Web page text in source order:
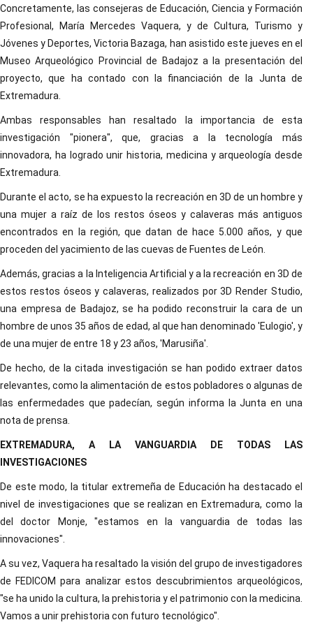
Concretamente, las consejeras de Educación, Ciencia y Formación
Profesional, María Mercedes Vaquera, y de Cultura, Turismo y
Jóvenes y Deportes, Victoria Bazaga, han asistido este jueves en el
Museo Arqueológico Provincial de Badajoz a la presentación del
proyecto, que ha contado con la financiación de la Junta de
Extremadura.
Ambas responsables han resaltado la importancia de esta
investigación "pionera", que, gracias a la tecnología más
innovadora, ha logrado unir historia, medicina y arqueología desde
Extremadura.
Durante el acto, se ha expuesto la recreación en 3D de un hombre y
una mujer a raíz de los restos óseos y calaveras más antiguos
encontrados en la región, que datan de hace 5.000 años, y que
proceden del yacimiento de las cuevas de Fuentes de León.
Además, gracias a la Inteligencia Artificial y a la recreación en 3D de
estos restos óseos y calaveras, realizados por 3D Render Studio,
una empresa de Badajoz, se ha podido reconstruir la cara de un
hombre de unos 35 años de edad, al que han denominado 'Eulogio', y
de una mujer de entre 18 y 23 años, 'Marusiña'.
De hecho, de la citada investigación se han podido extraer datos
relevantes, como la alimentación de estos pobladores o algunas de
las enfermedades que padecían, según informa la Junta en una
nota de prensa.
EXTREMADURA, A LA VANGUARDIA DE TODAS LAS
INVESTIGACIONES
De este modo, la titular extremeña de Educación ha destacado el
nivel de investigaciones que se realizan en Extremadura, como la
del doctor Monje, "estamos en la vanguardia de todas las
innovaciones".
A su vez, Vaquera ha resaltado la visión del grupo de investigadores
de FEDICOM para analizar estos descubrimientos arqueológicos,
"se ha unido la cultura, la prehistoria y el patrimonio con la medicina.
Vamos a unir prehistoria con futuro tecnológico".